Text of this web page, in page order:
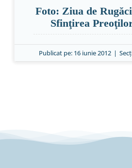
Foto: Ziua de
Sfinţirea
Publicat pe: 16 iunie 2012 |